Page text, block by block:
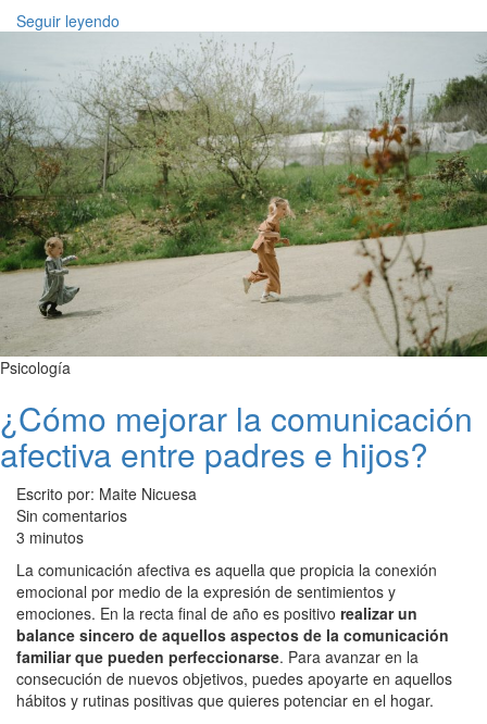
Seguir leyendo
Psicología
¿Cómo mejorar la comunicación
afectiva entre padres e hijos?
Escrito por: Maite Nicuesa
Sin comentarios
3 minutos
La comunicación afectiva es aquella que propicia la conexión
emocional por medio de la expresión de sentimientos y
emociones. En la recta final de año es positivo realizar un
balance sincero de aquellos aspectos de la comunicación
familiar que pueden perfeccionarse. Para avanzar en la
consecución de nuevos objetivos, puedes apoyarte en aquellos
hábitos y rutinas positivas que quieres potenciar en el hogar.